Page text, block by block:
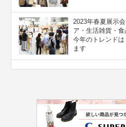
2023年春夏展示
ア・生活雑貨・
今年のトレンド
ます